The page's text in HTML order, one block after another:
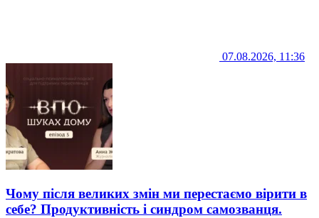
07.08.2026, 11:36
Чому після великих змін ми перестаємо вірити в
себе? Продуктивність і синдром самозванця.